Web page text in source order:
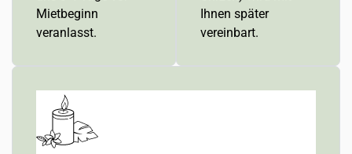
Mietbeginn
veranlasst.
Ihnen später
vereinbart.